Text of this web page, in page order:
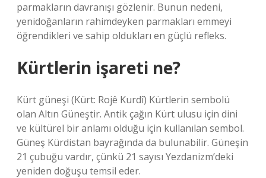
parmakların davranışı gözlenir. Bunun nedeni,
yenidoğanların rahimdeyken parmakları emmeyi
öğrendikleri ve sahip oldukları en güçlü refleks.
Kürtlerin işareti ne?
Kürt güneşi (Kürt: Rojê Kurdî) Kürtlerin sembolü
olan Altın Güneştir. Antik çağın Kürt ulusu için dini
ve kültürel bir anlamı olduğu için kullanılan sembol.
Güneş Kürdistan bayrağında da bulunabilir. Güneşin
21 çubuğu vardır, çünkü 21 sayısı Yezdanizm’deki
yeniden doğuşu temsil eder.